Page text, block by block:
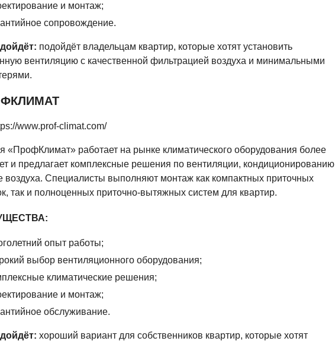
и монтаж;
сопровождение.
подойдёт владельцам квартир, которые хотят установить
вентиляцию с качественной фильтрацией воздуха и минимальными
www.prof-climat.com/
«ПрофКлимат» работает на рынке климатического оборудования более
и предлагает комплексные решения по вентиляции, кондиционированию
воздуха. Специалисты выполняют монтаж как компактных приточных
так и полноценных приточно-вытяжных систем для квартир.
опыт работы;
выбор вентиляционного оборудования;
климатические решения;
и монтаж;
обслуживание.
хороший вариант для собственников квартир, которые хотят